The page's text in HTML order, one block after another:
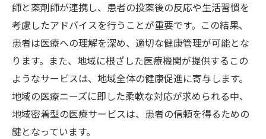
薬の適正使用を促す教育活動
定期的な健康チェックの重要性
患者満足度向上を目指す取り組み
医師と薬剤師の連携が生む投薬後フォローアッ
プの効果
チーム医療による安全性の確保
情報共有で実現する迅速な対応
師と薬剤師が連携し、患者の投薬後の反応や生活習慣を
考慮したアドバイスを行うことが重要です。この結果、
患者は医療への理解を深め、適切な健康管理が可能とな
ります。また、地域に根ざした医療機関が提供するこの
ようなサービスは、地域全体の健康促進に寄与します。
地域の医療ニーズに即した柔軟な対応が求められる中、
地域密着型の医療サービスは、患者の信頼を得るための
鍵となっています。